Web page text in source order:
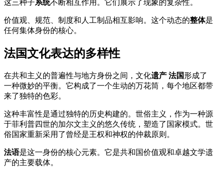
这三种子系统不断相互作用。它们展示了现象的复杂性。
价值观、规范、制度和人工制品相互影响。这个动态的整体是
任何集体身份的核心。
法国文化表达的多样性
在共和主义的普遍性与地方身份之间，文化遗产 法国形成了
一种微妙的平衡。它构成了一个生动的万花筒，每个地区都带
来了独特的色彩。
这种丰富性是通过独特的历史构建的。世俗主义，作为一种源
于菲利普四世的加尔文主义的悠久传统，塑造了国家模式。世
俗国家重新采用了曾经是王权和神权的仲裁原则。
法语是这一身份的核心元素。它是共和国价值观和卓越文学遗
产的主要载体。